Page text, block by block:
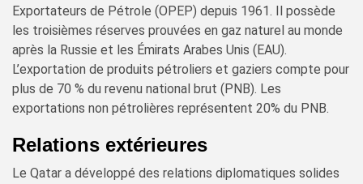
Exportateurs de Pétrole (OPEP) depuis 1961. Il possède
les troisièmes réserves prouvées en gaz naturel au monde
après la Russie et les Émirats Arabes Unis (EAU).
L’exportation de produits pétroliers et gaziers compte pour
plus de 70 % du revenu national brut (PNB). Les
exportations non pétrolières représentent 20% du PNB.
Relations extérieures
Le Qatar a développé des relations diplomatiques solides